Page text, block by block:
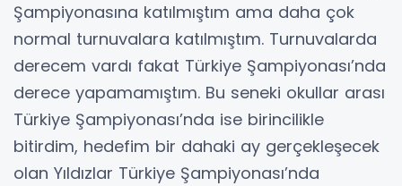
Şampiyonasına katılmıştım ama daha çok
normal turnuvalara katılmıştım. Turnuvalarda
derecem vardı fakat Türkiye Şampiyonası’nda
derece yapamamıştım. Bu seneki okullar arası
Türkiye Şampiyonası’nda ise birincilikle
bitirdim, hedefim bir dahaki ay gerçekleşecek
olan Yıldızlar Türkiye Şampiyonası’nda